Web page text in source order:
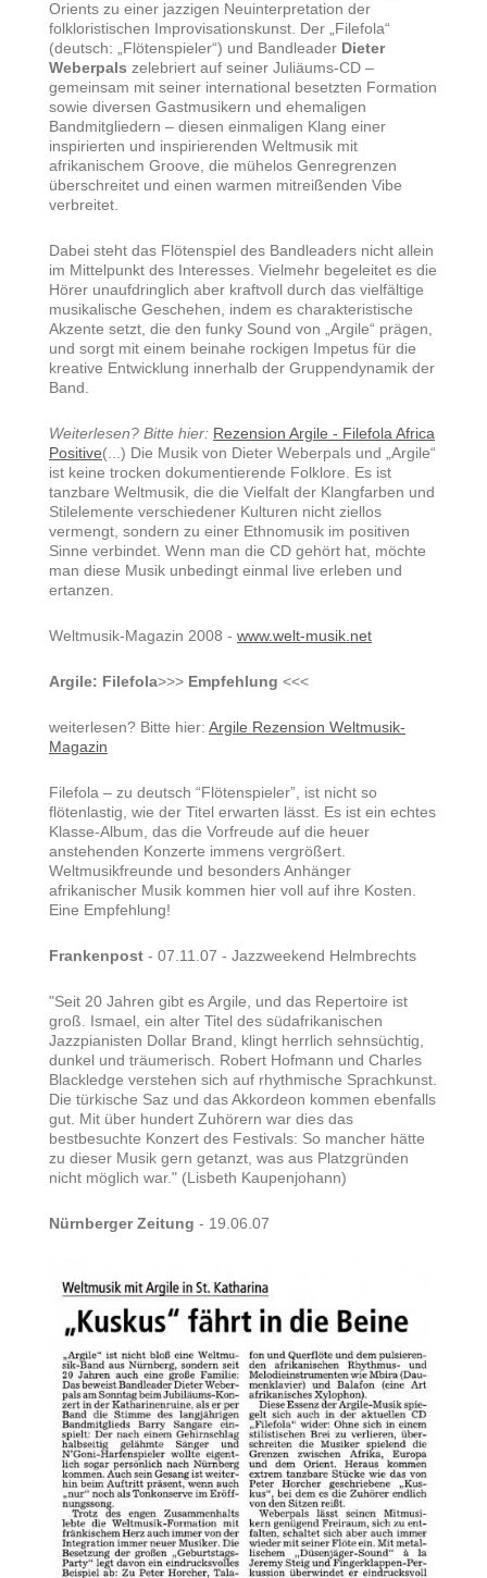
Orients zu einer jazzigen Neuinterpretation der
folkloristischen Improvisationskunst. Der „Filefola“
(deutsch: „Flötenspieler“) und Bandleader Dieter
Weberpals zelebriert auf seiner Juliäums-CD –
gemeinsam mit seiner international besetzten Formation
sowie diversen Gastmusikern und ehemaligen
Bandmitgliedern – diesen einmaligen Klang einer
inspirierten und inspirierenden Weltmusik mit
afrikanischem Groove, die mühelos Genregrenzen
überschreitet und einen warmen mitreißenden Vibe
verbreitet.
Dabei steht das Flötenspiel des Bandleaders nicht allein
im Mittelpunkt des Interesses. Vielmehr begeleitet es die
Hörer unaufdringlich aber kraftvoll durch das vielfältige
musikalische Geschehen, indem es charakteristische
Akzente setzt, die den funky Sound von „Argile“ prägen,
und sorgt mit einem beinahe rockigen Impetus für die
kreative Entwicklung innerhalb der Gruppendynamik der
Band.
Weiterlesen? Bitte hier: Rezension Argile - Filefola Africa
Positive(...) Die Musik von Dieter Weberpals und „Argile“
ist keine trocken dokumentierende Folklore. Es ist
tanzbare Weltmusik, die die Vielfalt der Klangfarben und
Stilelemente verschiedener Kulturen nicht ziellos
vermengt, sondern zu einer Ethnomusik im positiven
Sinne verbindet. Wenn man die CD gehört hat, möchte
man diese Musik unbedingt einmal live erleben und
ertanzen.
Weltmusik-Magazin 2008 - www.welt-musik.net
Argile: Filefola>>> Empfehlung <<<
weiterlesen? Bitte hier: Argile Rezension Weltmusik-
Magazin
Filefola – zu deutsch “Flötenspieler”, ist nicht so
flötenlastig, wie der Titel erwarten lässt. Es ist ein echtes
Klasse-Album, das die Vorfreude auf die heuer
anstehenden Konzerte immens vergrößert.
Weltmusikfreunde und besonders Anhänger
afrikanischer Musik kommen hier voll auf ihre Kosten.
Eine Empfehlung!
Frankenpost - 07.11.07 - Jazzweekend Helmbrechts
"Seit 20 Jahren gibt es Argile, und das Repertoire ist
groß. Ismael, ein alter Titel des südafrikanischen
Jazzpianisten Dollar Brand, klingt herrlich sehnsüchtig,
dunkel und träumerisch. Robert Hofmann und Charles
Blackledge verstehen sich auf rhythmische Sprachkunst.
Die türkische Saz und das Akkordeon kommen ebenfalls
gut. Mit über hundert Zuhörern war dies das
bestbesuchte Konzert des Festivals: So mancher hätte
zu dieser Musik gern getanzt, was aus Platzgründen
nicht möglich war." (Lisbeth Kaupenjohann)
Nürnberger Zeitung - 19.06.07